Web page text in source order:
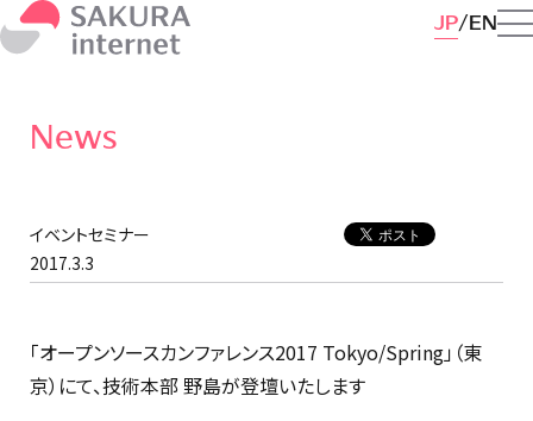
JP EN
News
イベントセミナー
2017.3.3
「オープンソースカンファレンス2017 Tokyo/Spring」（東
京）にて、技術本部 野島が登壇いたします